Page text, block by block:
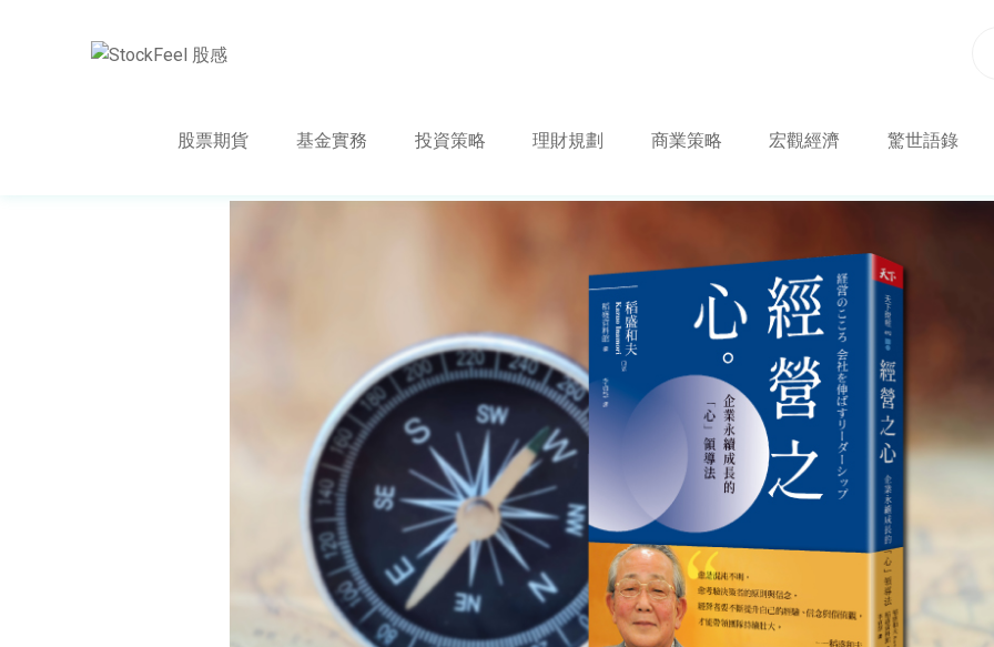
股票期貨 基金實務 投資策略 理財規劃 商業策略 宏觀經濟 驚世語錄